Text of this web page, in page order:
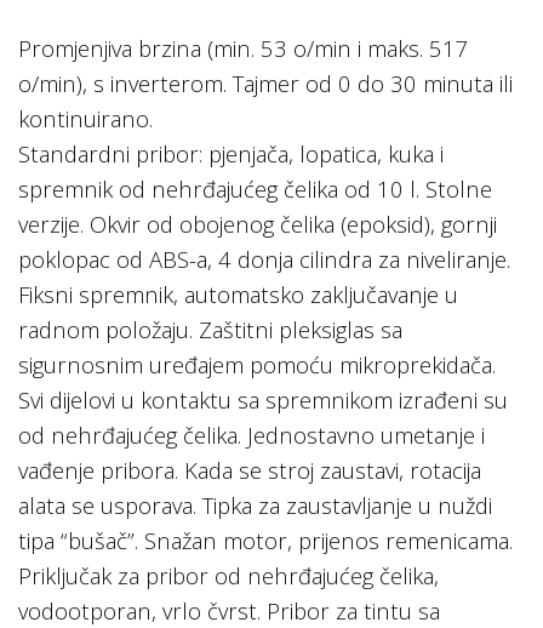
Promjenjiva brzina (min. 53 o/min i maks. 517
o/min), s inverterom. Tajmer od 0 do 30 minuta ili
kontinuirano.
Standardni pribor: pjenjača, lopatica, kuka i
spremnik od nehrđajućeg čelika od 10 l. Stolne
verzije. Okvir od obojenog čelika (epoksid), gornji
poklopac od ABS-a, 4 donja cilindra za niveliranje.
Fiksni spremnik, automatsko zaključavanje u
radnom položaju. Zaštitni pleksiglas sa
sigurnosnim uređajem pomoću mikroprekidača.
Svi dijelovi u kontaktu sa spremnikom izrađeni su
od nehrđajućeg čelika. Jednostavno umetanje i
vađenje pribora. Kada se stroj zaustavi, rotacija
alata se usporava. Tipka za zaustavljanje u nuždi
tipa “bušač”. Snažan motor, prijenos remenicama.
Priključak za pribor od nehrđajućeg čelika,
vodootporan, vrlo čvrst. Pribor za tintu sa